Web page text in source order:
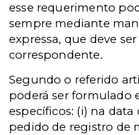
esse requerimento
sempre mediante
expressa, que deve
correspondente.
Segundo o referido
poderá ser formulado
específicos: (i) na
pedido de registro de